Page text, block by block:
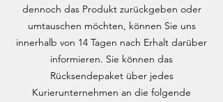
dennoch das Produkt zurückgeben oder
umtauschen möchten, können Sie uns
innerhalb von 14 Tagen nach Erhalt darüber
informieren. Sie können das
Rücksendepaket über jedes
Kurierunternehmen an die folgende